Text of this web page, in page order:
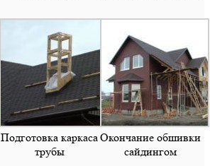
Подготовка каркаса
трубы
Окончание обшивки
сайдингом